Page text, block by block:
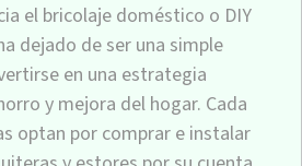
el bricolaje doméstico o DIY
dejado de ser una simple
en una estrategia
y mejora del hogar. Cada
optan por comprar e instalar